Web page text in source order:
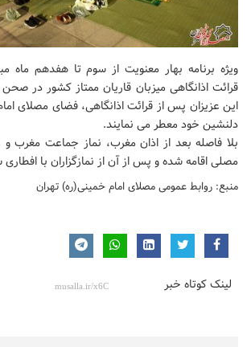
ویژه برنامه بهار معنویت از سوم تا هفدهم ماه
قرائت اذانگاهی میزبان قاریان ممتاز کشور در
این عزیزان پس از قرائت اذانگاهی، فضای مصلای
دلنشین خود معطر می نمایند.
بلا فاصله بعد از اذان مغرب، نماز جماعت
مصلی اقامه شده و پس از آن از نمازگزاران با
منبع: روابط عمومی مصلای امام خمینی(ره) تهران
لینک کوتاه خبر